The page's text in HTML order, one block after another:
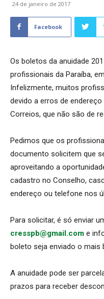
24 de janeiro de 2017
Facebook
Os boletos da anuidade
profissionais da Paraíba,
Infelizmente, muitos
devido a erros de
Correios, que não são de
Pedimos que os
documento solicitem que
aproveitando a
cadastro no Conselho,
endereço ou telefone nos
Para solicitar, é só enviar
cresspb@gmail.com e
boleto seja enviado o mais
A anuidade pode ser
prazos para receber